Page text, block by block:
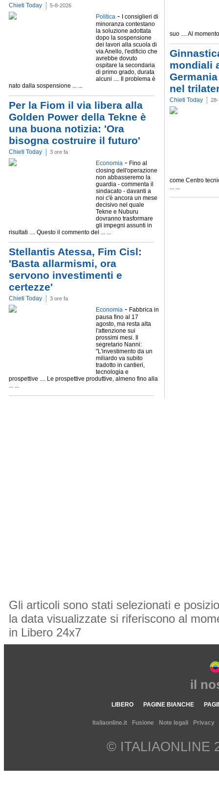
Chieti Today 5-8-2026
Politica -
I consiglieri di
minoranza contestano
la soluzione adottata
dopo la sospensione
dei lavori alla scuola di
via Anello, l'edificio che
avrebbe dovuto
ospitare la secondaria
di primo grado, durata
alcuni .... Il problema è
nato dalla sospensione ... ...
Per la Fiom il via libera alla
Golden Power della Tekne è
una buona notizia: 'Ora
bisogna costruire il futuro'
Chieti Today 3 ore fa
Economia - Fino al
closing dell'operazione
non abbasseremo la
guardia - commenta il
sindacato - davanti a
noi c'è ancora un mese
decisivo nel quale
Tekne e Nuburu
dovranno trasformare
gli impegni assunti in
risultati .... Questo il commento del ... ...
Stellantis Atessa, Fim Cisl:
'Basta allarmismi, ora
servono investimenti e
certezze'
Chieti Today 3 ore fa
Economia - Fabbrica in
pausa fino al 17
agosto, ma resta alta
l'attenzione sui
prossimi mesi. Il
segretario Nanni:
"L'investimento da un
miliardo va subito
tradotto in cantieri,
tecnologia e
prospettive .... Le prospettive produttive, almeno fino alla
... ...
suo .... Al
mondiali
nel
Chieti Today
come Centro
... ...
Gli articoli sono stati selezionati e
la data visualizzate si riferiscono al
in Libero 24x7
il
LIBERO PAGINE BIANCHE
Italiaonline.it Fusione Note legali Privacy
© ITALIAONLINE